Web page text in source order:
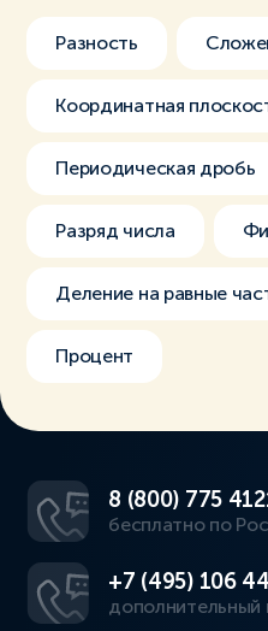
Разность
Координатная
Периодическая дробь
Разряд числа
Деление на равные
Процент
8 (800) 775
бесплатно по
+7 (495) 106
дополнительный